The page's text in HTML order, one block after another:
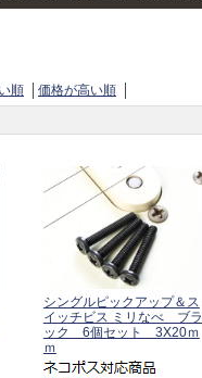
順
価格が高い順
シングルピックアップ＆ス
イッチビス ミリなべ ブラ
ック 6個セット 3X20ｍ
ｍ